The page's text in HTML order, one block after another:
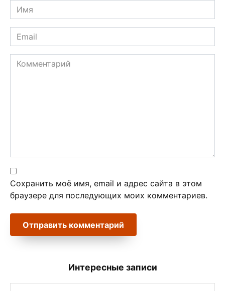
Имя
*
Email
*
Комментарий
Сохранить моё имя, email и адрес сайта в этом
браузере для последующих моих комментариев.
Интересные записи